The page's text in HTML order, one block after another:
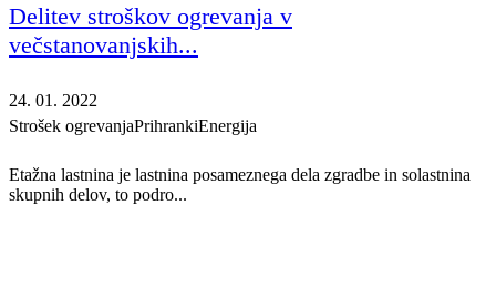
Delitev stroškov ogrevanja v
večstanovanjskih...
24. 01. 2022
Strošek ogrevanjaPrihrankiEnergija
Etažna lastnina je lastnina posameznega dela zgradbe in solastnina
skupnih delov, to podro...